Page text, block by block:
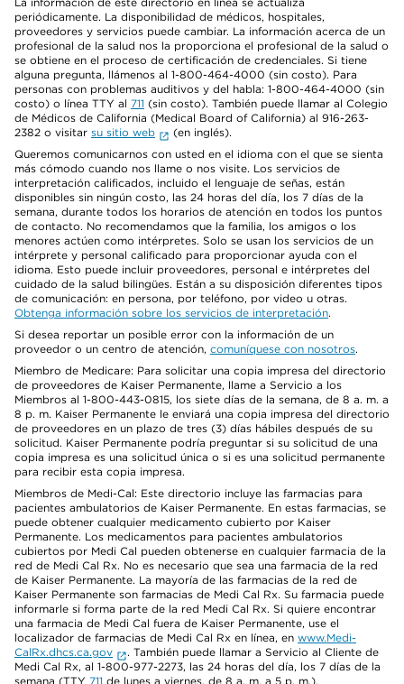
periódicamente. La disponibilidad de médicos, hospitales,
proveedores y servicios puede cambiar. La información acerca de un
profesional de la salud nos la proporciona el profesional de la salud o
se obtiene en el proceso de certificación de credenciales. Si tiene
alguna pregunta, llámenos al 1-800-464-4000 (sin costo). Para
personas con problemas auditivos y del habla: 1-800-464-4000 (sin
costo) o línea TTY al 711 (sin costo). También puede llamar al Colegio
de Médicos de California (Medical Board of California) al 916-263-
2382 o visitar su sitio web
(en inglés).
Queremos comunicarnos con usted en el idioma con el que se sienta
más cómodo cuando nos llame o nos visite. Los servicios de
interpretación calificados, incluido el lenguaje de señas, están
disponibles sin ningún costo, las 24 horas del día, los 7 días de la
semana, durante todos los horarios de atención en todos los puntos
de contacto. No recomendamos que la familia, los amigos o los
menores actúen como intérpretes. Solo se usan los servicios de un
intérprete y personal calificado para proporcionar ayuda con el
idioma. Esto puede incluir proveedores, personal e intérpretes del
cuidado de la salud bilingües. Están a su disposición diferentes tipos
de comunicación: en persona, por teléfono, por video u otras.
Obtenga información sobre los servicios de interpretación.
Si desea reportar un posible error con la información de un
proveedor o un centro de atención, comuníquese con nosotros.
Miembro de Medicare: Para solicitar una copia impresa del directorio
de proveedores de Kaiser Permanente, llame a Servicio a los
Miembros al 1-800-443-0815, los siete días de la semana, de 8 a. m. a
8 p. m. Kaiser Permanente le enviará una copia impresa del directorio
de proveedores en un plazo de tres (3) días hábiles después de su
solicitud. Kaiser Permanente podría preguntar si su solicitud de una
copia impresa es una solicitud única o si es una solicitud permanente
para recibir esta copia impresa.
Miembros de Medi-Cal: Este directorio incluye las farmacias para
pacientes ambulatorios de Kaiser Permanente. En estas farmacias, se
puede obtener cualquier medicamento cubierto por Kaiser
Permanente. Los medicamentos para pacientes ambulatorios
cubiertos por Medi Cal pueden obtenerse en cualquier farmacia de la
red de Medi Cal Rx. No es necesario que sea una farmacia de la red
de Kaiser Permanente. La mayoría de las farmacias de la red de
Kaiser Permanente son farmacias de Medi Cal Rx. Su farmacia puede
informarle si forma parte de la red Medi Cal Rx. Si quiere encontrar
una farmacia de Medi Cal fuera de Kaiser Permanente, use el
localizador de farmacias de Medi Cal Rx en línea, en www.Medi-
CalRx.dhcs.ca.gov
. También puede llamar a Servicio al Cliente de
Medi Cal Rx, al 1-800-977-2273, las 24 horas del día, los 7 días de la
semana (TTY 711 de lunes a viernes, de 8 a. m. a 5 p. m.).